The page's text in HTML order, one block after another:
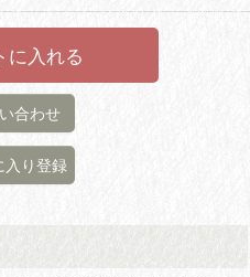
に入れる
合わせ
入り登録